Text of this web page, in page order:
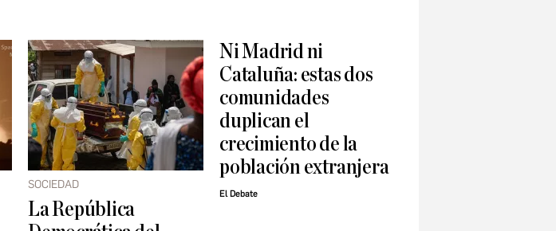
SOCIEDAD
La República
Ni Madrid ni
Cataluña: estas dos
comunidades
duplican el
crecimiento de la
población extranjera
El Debate